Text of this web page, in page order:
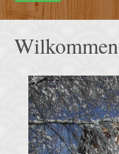
Wilkommen